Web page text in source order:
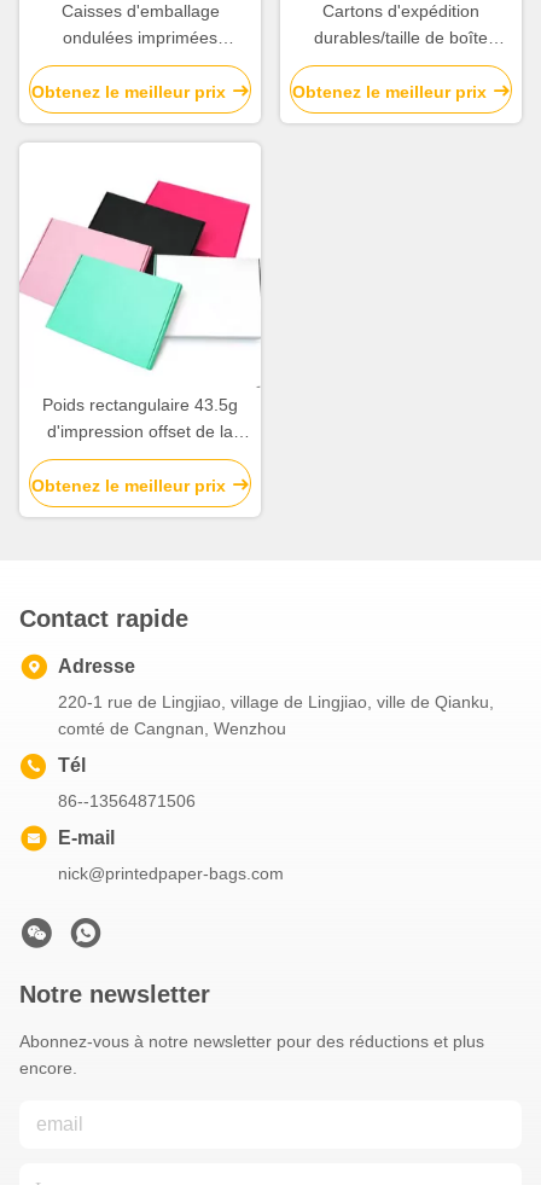
Caisses d'emballage
ondulées imprimées
adaptées aux besoins du
client pour
l'exposition/emballage/expédition
Obtenez le meilleur prix
Cartons d'expédition
durables/taille de boîte
carton d'emballage diverse
disponible
Obtenez le meilleur prix
Poids rectangulaire 43.5g
d'impression offset de la
boîte 4c de carton
d'emballage de forme
Obtenez le meilleur prix
Contact rapide
Adresse
220-1 rue de Lingjiao, village de Lingjiao, ville de Qianku,
comté de Cangnan, Wenzhou
Tél
86--13564871506
E-mail
nick@printedpaper-bags.com
Notre newsletter
Abonnez-vous à notre newsletter pour des réductions et plus
encore.